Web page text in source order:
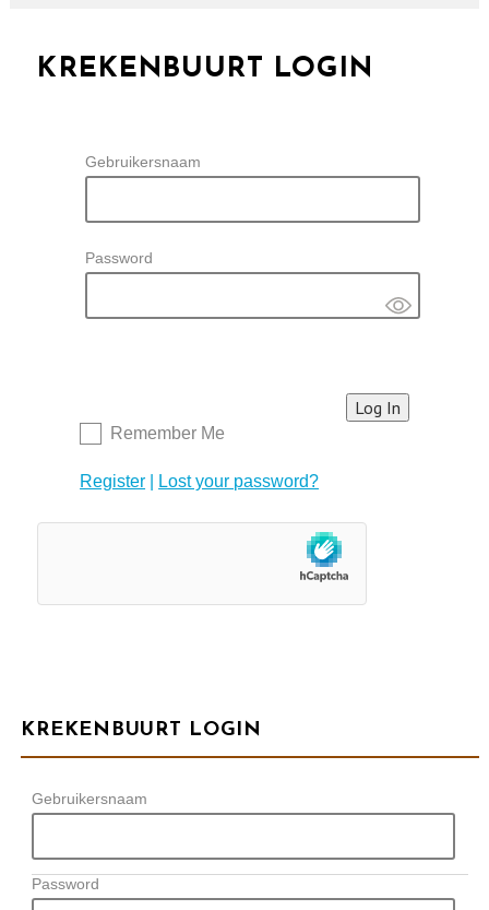
KREKENBUURT LOGIN
Gebruikersnaam
Password
Remember Me
Register Lost your password?
KREKENBUURT LOGIN
Gebruikersnaam
Password